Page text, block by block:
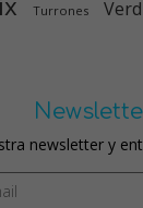
Turrones
newsletter y